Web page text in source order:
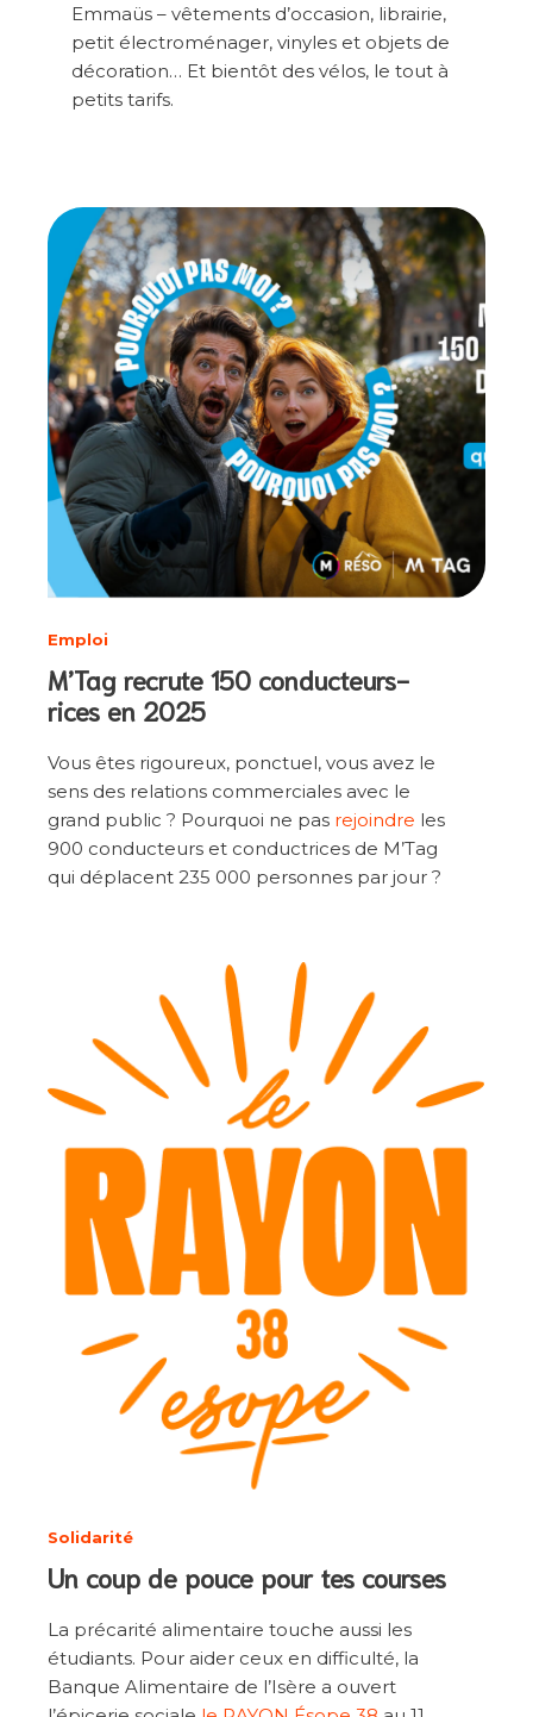
Emmaüs – vêtements d’occasion, librairie,
petit électroménager, vinyles et objets de
décoration… Et bientôt des vélos, le tout à
petits tarifs.
Emploi
M’Tag recrute 150 conducteurs-
rices en 2025
Vous êtes rigoureux, ponctuel, vous avez le
sens des relations commerciales avec le
grand public ? Pourquoi ne pas rejoindre les
900 conducteurs et conductrices de M’Tag
qui déplacent 235 000 personnes par jour ?
Solidarité
Un coup de pouce pour tes courses
La précarité alimentaire touche aussi les
étudiants. Pour aider ceux en difficulté, la
Banque Alimentaire de l’Isère a ouvert